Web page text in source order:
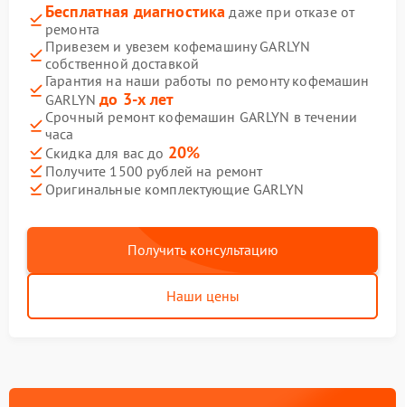
Бесплатная диагностика даже при отказе от
ремонта
Привезем и увезем кофемашину GARLYN
собственной доставкой
Гарантия на наши работы по ремонту кофемашин
GARLYNдо 3-х лет
Срочный ремонт кофемашин GARLYN в течении
часа
Скидка для вас до 20%
Получите 1500 рублей на ремонт
Оригинальные комплектующие GARLYN
Получить консультацию
Наши цены